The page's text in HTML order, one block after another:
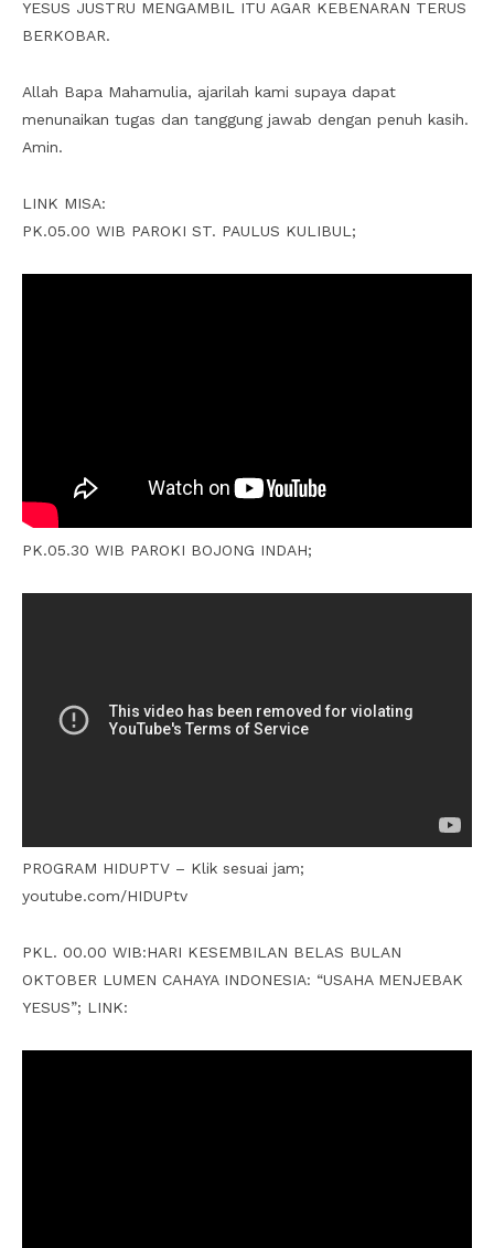
YESUS JUSTRU MENGAMBIL ITU AGAR KEBENARAN TERUS
BERKOBAR.
Allah Bapa Mahamulia, ajarilah kami supaya dapat
menunaikan tugas dan tanggung jawab dengan penuh kasih.
Amin.
LINK MISA:
PK.05.00 WIB PAROKI ST. PAULUS KULIBUL;
PK.05.30 WIB PAROKI BOJONG INDAH;
PROGRAM HIDUPTV – Klik sesuai jam;
youtube.com/HIDUPtv
PKL. 00.00 WIB:HARI KESEMBILAN BELAS BULAN
OKTOBER LUMEN CAHAYA INDONESIA: “USAHA MENJEBAK
YESUS”; LINK: